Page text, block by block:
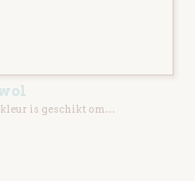
kleur is geschikt om…